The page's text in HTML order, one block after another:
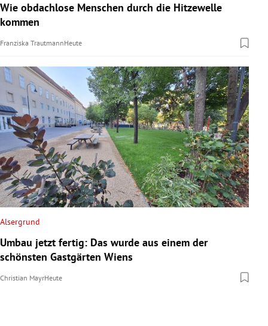
Wie obdachlose Menschen durch die Hitzewelle
kommen
Franziska TrautmannHeute
Alsergrund
Umbau jetzt fertig: Das wurde aus einem der
schönsten Gastgärten Wiens
Christian MayrHeute